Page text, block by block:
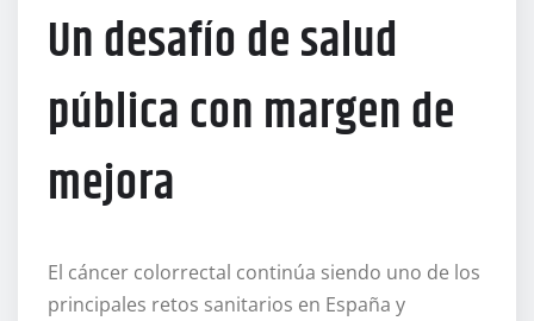
Un desafío de salud
pública con margen de
mejora
El cáncer colorrectal continúa siendo uno de los
principales retos sanitarios en España y